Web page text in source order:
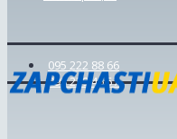
095 222 88 66
098 239 46 57